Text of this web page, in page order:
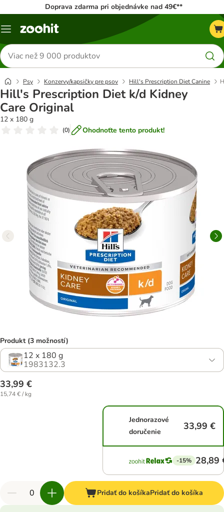
Doprava zdarma pri objednávke nad 49€**
Kategórie
Hľadať
produkty
Psy Konzervy/kapsičky pre psov Hill's Prescription Diet Canine
Hill's Prescription Diet k/d Kidney
Care Original
12 x 180 g
(0) Ohodnoťte tento produkt!
Produkt (3 možností)
12 x 180 g
1983132.3
33,99 €
15,74 € / kg
Jednorazové
doručenie
33,99 €
-15% 28,89
Pridať do košíkaPridať do košíka